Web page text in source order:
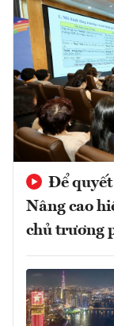
Để
Nâng cao
chủ trương